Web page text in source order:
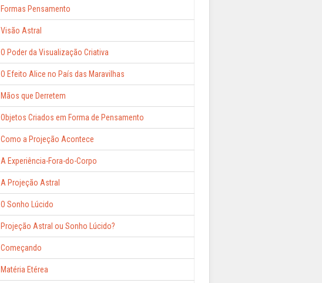
Formas Pensamento
Visão Astral
O Poder da Visualização Criativa
O Efeito Alice no País das Maravilhas
Mãos que Derretem
Objetos Criados em Forma de Pensamento
Como a Projeção Acontece
A Experiência-Fora-do-Corpo
A Projeção Astral
O Sonho Lúcido
Projeção Astral ou Sonho Lúcido?
Começando
Matéria Etérea